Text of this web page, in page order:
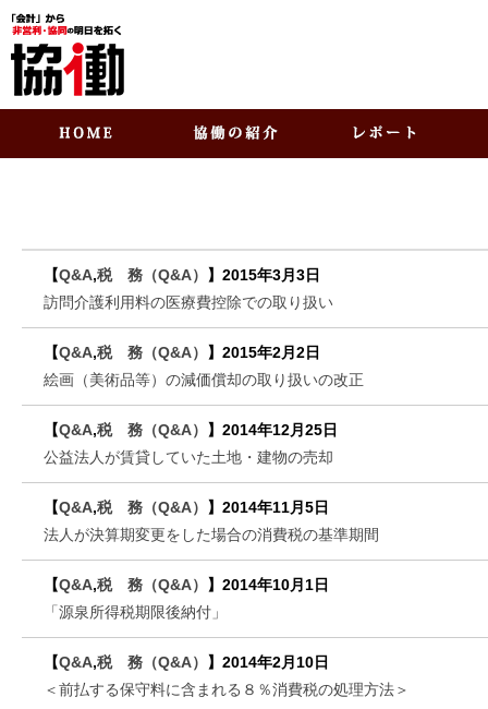
【Q&A,税 務（Q&A） 】 2015年3月3日
訪問介護利用料の医療費控除での取り扱い
【Q&A,税 務（Q&A） 】 2015年2月2日
絵画（美術品等）の減価償却の取り扱いの改正
【Q&A,税 務（Q&A） 】 2014年12月25日
公益法人が賃貸していた土地・建物の売却
【Q&A,税 務（Q&A） 】 2014年11月5日
法人が決算期変更をした場合の消費税の基準期間
【Q&A,税 務（Q&A） 】 2014年10月1日
「源泉所得税期限後納付」
【Q&A,税 務（Q&A） 】 2014年2月10日
＜前払する保守料に含まれる８％消費税の処理方法＞